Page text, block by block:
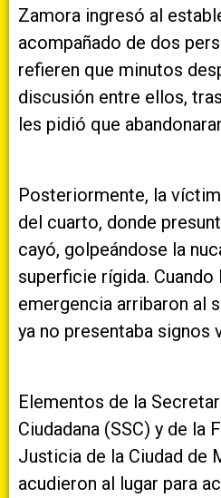
Zamora ingresó al
acompañado de dos
refieren que minutos
discusión entre ellos,
les pidió que
Posteriormente, la
del cuarto, donde
cayó, golpeándose la
superficie rígida.
emergencia arribaron al
ya no presentaba signos
Elementos de la
Ciudadana (SSC) y de la
Justicia de la Ciudad de
acudieron al lugar para